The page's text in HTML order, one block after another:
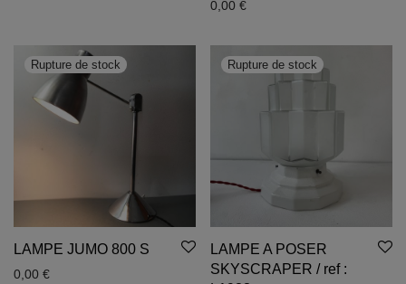
0,00 €
LAMPE JUMO 800 S
0,00 €
LAMPE A POSER
SKYSCRAPER / ref :